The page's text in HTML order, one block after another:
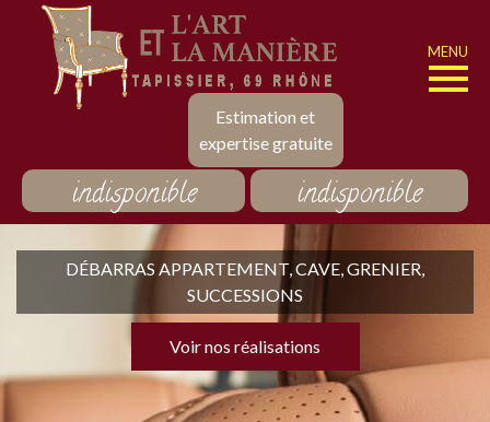
Estimation et
expertise gratuite
MENU
indisponible indisponible
DÉBARRAS APPARTEMENT, CAVE, GRENIER,
SUCCESSIONS
Voir nos réalisations